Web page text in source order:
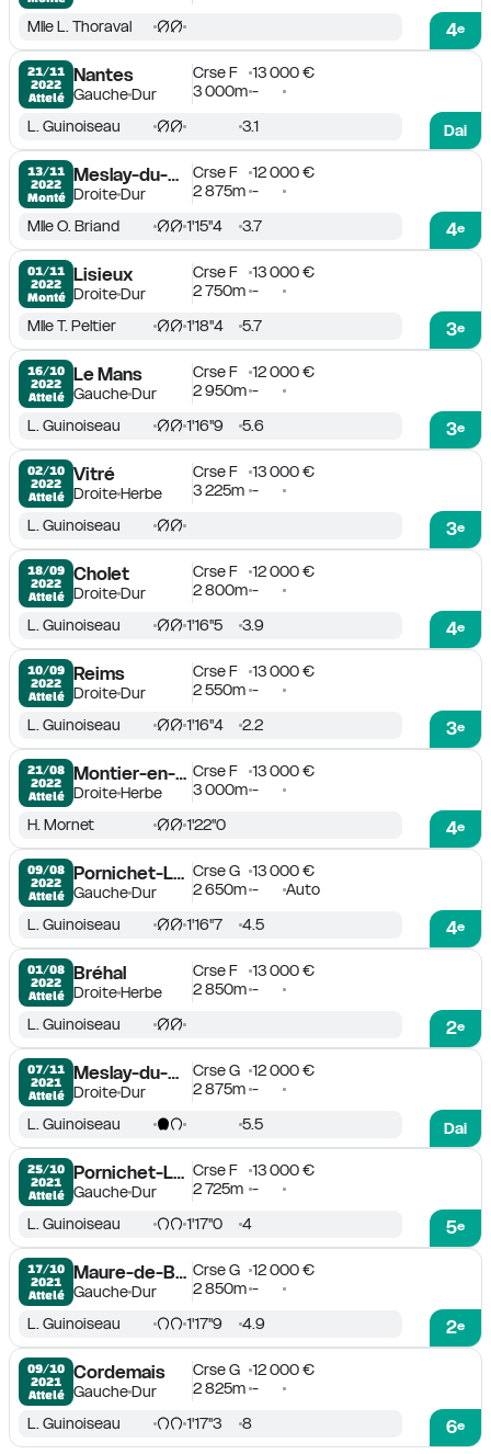
4e
Mlle L. Thoraval
21/11
2022
Attelé
Nantes
GaucheDur
Crse F
13 000 €
3 000m -
Dai
L. Guinoiseau 3.1
13/11
2022
Monté
Meslay-du-Maine
DroiteDur
Crse F
12 000 €
2 875m -
4e
Mlle O. Briand 1'15''4 3.7
01/11
2022
Monté
Lisieux
DroiteDur
Crse F
13 000 €
2 750m -
3e
Mlle T. Peltier 1'18''4 5.7
16/10
2022
Attelé
Le Mans
GaucheDur
Crse F
12 000 €
2 950m -
3e
L. Guinoiseau 1'16''9 5.6
02/10
2022
Attelé
Vitré
DroiteHerbe
Crse F
13 000 €
3 225m -
3e
L. Guinoiseau
18/09
2022
Attelé
Cholet
DroiteDur
Crse F
12 000 €
2 800m -
4e
L. Guinoiseau 1'16''5 3.9
10/09
2022
Attelé
Reims
DroiteDur
Crse F
13 000 €
2 550m -
3e
L. Guinoiseau 1'16''4 2.2
21/08
2022
Attelé
Montier-en-Der
DroiteHerbe
Crse F
13 000 €
3 000m -
4e
H. Mornet 1'22''0
09/08
2022
Attelé
Pornichet-La Baule
GaucheDur
Crse G
13 000 €
2 650m - Auto
4e
L. Guinoiseau 1'16''7 4.5
01/08
2022
Attelé
Bréhal
DroiteHerbe
Crse F
13 000 €
2 850m -
2e
L. Guinoiseau
07/11
2021
Attelé
Meslay-du-Maine
DroiteDur
Crse G
12 000 €
2 875m -
Dai
L. Guinoiseau 5.5
25/10
2021
Attelé
Pornichet-La Baule
GaucheDur
Crse F
13 000 €
2 725m -
5e
L. Guinoiseau 1'17''0 4
17/10
2021
Attelé
Maure-de-Bretagne
GaucheDur
Crse G
12 000 €
2 850m -
2e
L. Guinoiseau 1'17''9 4.9
09/10
2021
Attelé
Cordemais
GaucheDur
Crse G
12 000 €
2 825m -
6e
L. Guinoiseau 1'17''3 8